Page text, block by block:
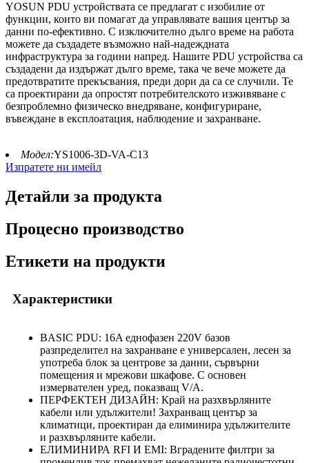
YOSUN PDU устройствата се предлагат с изобилие от
функции, които ви помагат да управлявате вашия център за
данни по-ефективно. С изключително дълго време на работа
можете да създадете възможно най-надеждната
инфраструктура за години напред. Нашите PDU устройства са
създадени да издържат дълго време, така че вече можете да
предотвратите прекъсвания, преди дори да са се случили. Те
са проектирани да опростят потребителското изживяване с
безпроблемно физическо внедряване, конфигуриране,
въвеждане в експлоатация, наблюдение и захранване.
Модел:YS1006-3D-VA-C13
Изпратете ни имейл
Детайли за продукта
Процесно производство
Етикети на продукти
Характеристики
BASIC PDU: 16A еднофазен 220V базов
разпределител на захранване е универсален, лесен за
употреба блок за центрове за данни, сървърни
помещения и мрежови шкафове. С основен
измервателен уред, показващ V/A.
ПЕРФЕКТЕН ДИЗАЙН: Край на разхвърляните
кабели или удължители! Захранващ център за
климатици, проектиран да елиминира удължителите
и разхвърляните кабели.
ЕЛИМИНИРА RFI И EMI: Вградените филтри за